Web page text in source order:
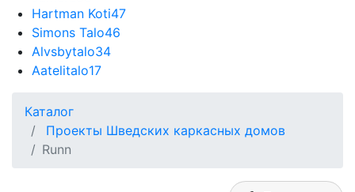
Hartman Koti47
Simons Talo46
Alvsbytalo34
Aatelitalo17
Каталог
Проекты Шведских каркасных домов
Runn